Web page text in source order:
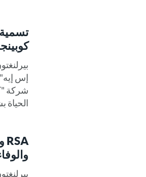
إس
شركة
الحياة